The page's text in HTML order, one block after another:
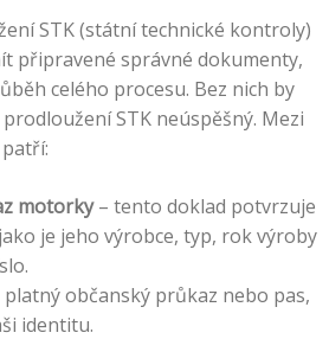
STK (státní technické kontroly)
připravené správné dokumenty,
celého procesu. Bez nich by
STK neúspěšný. Mezi
motorky– tento doklad potvrzuje
je jeho výrobce, typ, rok výroby
občanský průkaz nebo pas,
identitu.